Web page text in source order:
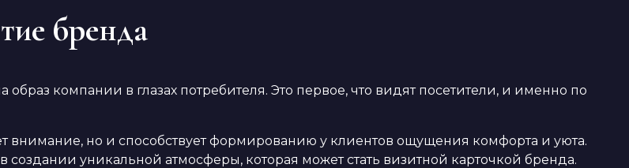
бренда
образ компании в глазах потребителя. Это первое, что видят посетители, и именно по
внимание, но и способствует формированию у клиентов ощущения комфорта и уюта.
создании уникальной атмосферы, которая может стать визитной карточкой бренда.